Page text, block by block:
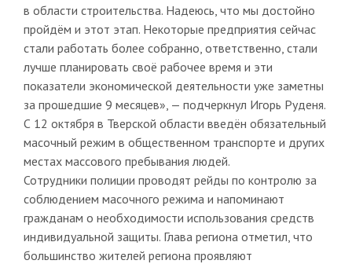
в области строительства. Надеюсь, что мы достойно
пройдём и этот этап. Некоторые предприятия сейчас
стали работать более собранно, ответственно, стали
лучше планировать своё рабочее время и эти
показатели экономической деятельности уже заметны
за прошедшие 9 месяцев», — подчеркнул Игорь Руденя.
С 12 октября в Тверской области введён обязательный
масочный режим в общественном транспорте и других
местах массового пребывания людей.
Сотрудники полиции проводят рейды по контролю за
соблюдением масочного режима и напоминают
гражданам о необходимости использования средств
индивидуальной защиты. Глава региона отметил, что
большинство жителей региона проявляют